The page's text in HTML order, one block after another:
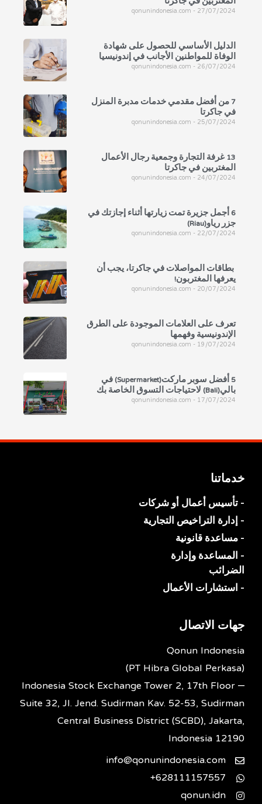
qonunindonesia.com 27/07/2024
الدليل الأساسي للحصول على شهادة
الوفاة للمواطنين الأجانب في إندونيسيا
qonunindonesia.com 26/07/2024
7 من أفضل مقدمي خدمات مدبرة المنزل
في جاكرتا
qonunindonesia.com 25/07/2024
13 غرفة التجارة وجمعية رجال الأعمال
المغتربين في جاكرتا
qonunindonesia.com 24/07/2024
6 أجمل جزيرة تمت زيارتها أثناء إجازتك في
جزر رياو(Riau)
qonunindonesia.com 22/07/2024
بطاقات المواصلات في جاكرتا، يجب أن
يعرفها المغتربون!
qonunindonesia.com 20/07/2024
تعرف على العلامات الموجودة على الطرق
الإندونيسية وفهمها
qonunindonesia.com 19/07/2024
5 أفضل سوبر ماركت(Supermarket) في
بالي(Bali) لاحتياجات التسوق الخاصة بك
qonunindonesia.com 17/07/2024
خدماتنا
- تأسيس أعمال أو شركات
- إدارة التراخيص التجارية
- مساعدة قانونية
- المساعدة وإدارة
الضرائب
- استشارات الأعمال
جهات الاتصال
Qonun Indonesia
(PT Hibra Global Perkasa)
Indonesia Stock Exchange Tower 2, 17th Floor –
Suite 32, Jl. Jend. Sudirman Kav. 52-53, Sudirman
Central Business District (SCBD), Jakarta,
Indonesia 12190
info@qonunindonesia.com
628111157557+
qonun.idn